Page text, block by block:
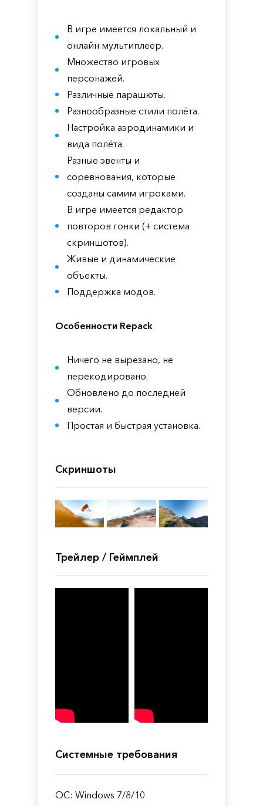
В игре имеется локальный и
онлайн мультиплеер.
Множество игровых
персонажей.
Различные парашюты.
Разнообразные стили полёта.
Настройка аэродинамики и
вида полёта.
Разные эвенты и
соревнования, которые
созданы самим игроками.
В игре имеется редактор
повторов гонки (+ система
скриншотов).
Живые и динамические
объекты.
Поддержка модов.
Особенности Repack
Ничего не вырезано, не
перекодировано.
Обновлено до последней
версии.
Простая и быстрая установка.
Скриншоты
Трейлер / Геймплей
Системные требования
ОС: Windows 7/8/10